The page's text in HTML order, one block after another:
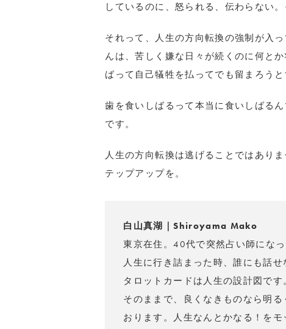
しているのに、怒られる、伝わらない
それって、人生の方向転換の強制が入
んは、苦しく嫌な日々が続くのに何と
ばって自己犠牲を払ってでも留まろうと
歯を食いしばるって本当に食いしばる
です。
人生の方向転換は逃げることではあり
テップアップを。
白山真湖｜Shiroyama Mako
東京在住。40代で突然占い師になっ
人生に行き詰まった時、誰にも話
タロットカードは人生の設計図で
そのままで、良くなきものなら明
おります。人生なんとかなる！を